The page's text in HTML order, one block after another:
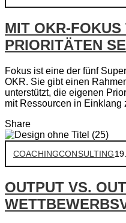
MIT OKR-FOKUS
PRIORITÄTEN
Fokus ist eine der fünf
OKR. Sie gibt einen
unterstützt, die eigenen
mit Ressourcen in Einklang
Share
COACHINGCONSULTING
OUTPUT VS.